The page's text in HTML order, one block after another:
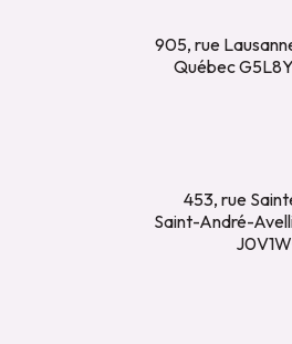
905, rue
Québec
453, rue
Saint-André-